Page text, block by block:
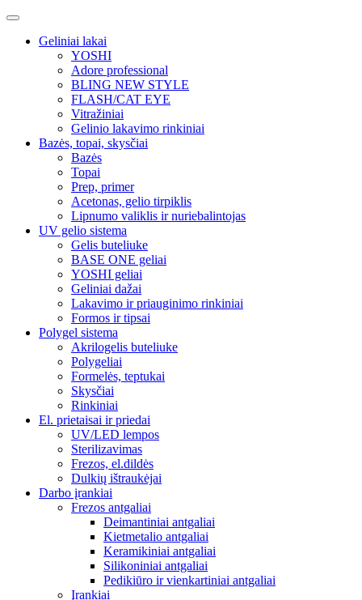
Geliniai lakai
YOSHI
Adore professional
BLING NEW STYLE
FLASH/CAT EYE
Vitražiniai
Gelinio lakavimo rinkiniai
Bazės, topai, skysčiai
Bazės
Topai
Prep, primer
Acetonas, gelio tirpiklis
Lipnumo valiklis ir nuriebalintojas
UV gelio sistema
Gelis buteliuke
BASE ONE geliai
YOSHI geliai
Geliniai dažai
Lakavimo ir priauginimo rinkiniai
Formos ir tipsai
Polygel sistema
Akrilogelis buteliuke
Polygeliai
Formelės, teptukai
Skysčiai
Rinkiniai
El. prietaisai ir priedai
UV/LED lempos
Sterilizavimas
Frezos, el.dildės
Dulkių ištraukėjai
Darbo įrankiai
Frezos antgaliai
Deimantiniai antgaliai
Kietmetalio antgaliai
Keramikiniai antgaliai
Silikoniniai antgaliai
Pedikiūro ir vienkartiniai antgaliai
Įrankiai